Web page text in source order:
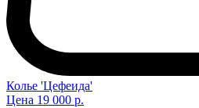
Колье 'Цефеида'
Цена 19 000 р.